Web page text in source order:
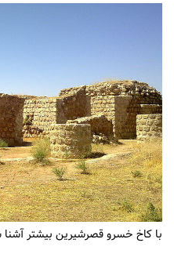
با کاخ خسرو قصرشیرین بیشتر